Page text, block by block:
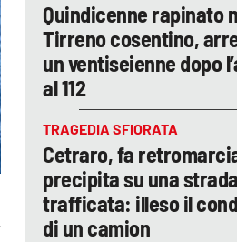
Quindicenne rapinato
Tirreno cosentino,
un ventiseienne dopo
al 112
TRAGEDIA SFIORATA
Cetraro, fa
precipita su una strada
trafficata: illeso il
di un camion